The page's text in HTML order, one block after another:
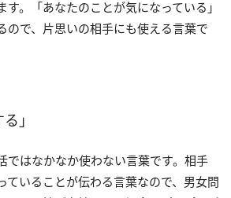
す。「あなたのことが気になっている」
ので、片思いの相手にも使える言葉で
」
ではなかなか使わない言葉です。相手
ていることが伝わる言葉なので、男女問